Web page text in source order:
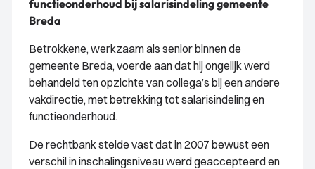
functieonderhoud bij salarisindeling gemeente
Breda
Betrokkene, werkzaam als senior binnen de
gemeente Breda, voerde aan dat hij ongelijk werd
behandeld ten opzichte van collega’s bij een andere
vakdirectie, met betrekking tot salarisindeling en
functieonderhoud.
De rechtbank stelde vast dat in 2007 bewust een
verschil in inschalingsniveau werd geaccepteerd en